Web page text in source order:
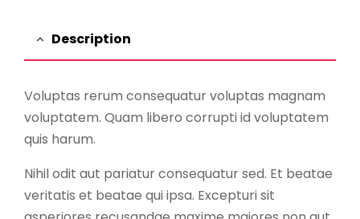
Description
Voluptas rerum consequatur voluptas magnam
voluptatem. Quam libero corrupti id voluptatem
quis harum.
Nihil odit aut pariatur consequatur sed. Et beatae
veritatis et beatae qui ipsa. Excepturi sit